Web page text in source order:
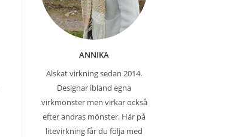
ANNIKA
Älskat virkning sedan 2014.
Designar ibland egna
virkmönster men virkar också
efter andras mönster. Här på
litevirkning får du följa med